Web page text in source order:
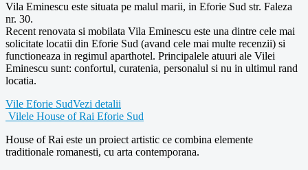
Vila Eminescu este situata pe malul marii, in Eforie Sud str. Faleza
nr. 30.
Recent renovata si mobilata Vila Eminescu este una dintre cele mai
solicitate locatii din Eforie Sud (avand cele mai multe recenzii) si
functioneaza in regimul aparthotel. Principalele atuuri ale Vilei
Eminescu sunt: confortul, curatenia, personalul si nu in ultimul rand
locatia.
Vile Eforie SudVezi detalii
Vilele House of Rai Eforie Sud
House of Rai este un proiect artistic ce combina elemente
traditionale romanesti, cu arta contemporana.